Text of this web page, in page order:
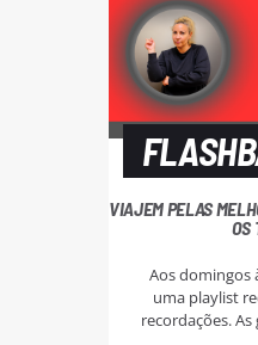
VIAJEM PELAS
OS
Aos domingos
uma playlist
recordações. As grandes músicas dos